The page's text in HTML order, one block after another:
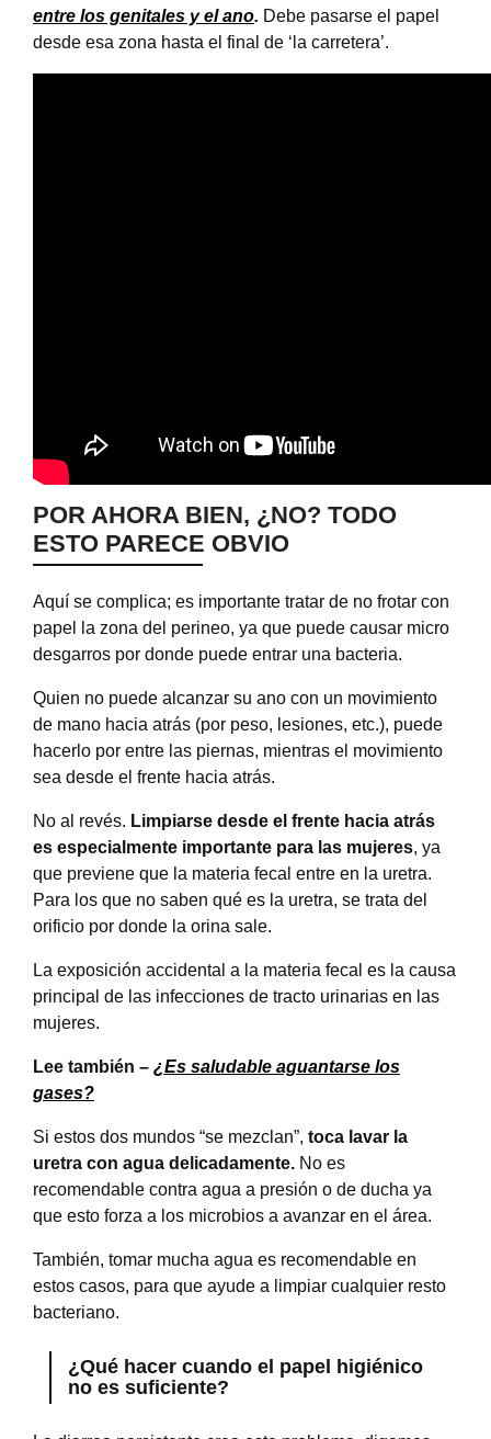
entre los genitales y el ano. Debe pasarse el papel
desde esa zona hasta el final de ‘la carretera’.
POR AHORA BIEN, ¿NO? TODO
ESTO PARECE OBVIO
Aquí se complica; es importante tratar de no frotar con
papel la zona del perineo, ya que puede causar micro
desgarros por donde puede entrar una bacteria.
Quien no puede alcanzar su ano con un movimiento
de mano hacia atrás (por peso, lesiones, etc.), puede
hacerlo por entre las piernas, mientras el movimiento
sea desde el frente hacia atrás.
No al revés. Limpiarse desde el frente hacia atrás
es especialmente importante para las mujeres, ya
que previene que la materia fecal entre en la uretra.
Para los que no saben qué es la uretra, se trata del
orificio por donde la orina sale.
La exposición accidental a la materia fecal es la causa
principal de las infecciones de tracto urinarias en las
mujeres.
Lee también – ¿Es saludable aguantarse los
gases?
Si estos dos mundos “se mezclan”, toca lavar la
uretra con agua delicadamente. No es
recomendable contra agua a presión o de ducha ya
que esto forza a los microbios a avanzar en el área.
También, tomar mucha agua es recomendable en
estos casos, para que ayude a limpiar cualquier resto
bacteriano.
¿Qué hacer cuando el papel higiénico
no es suficiente?